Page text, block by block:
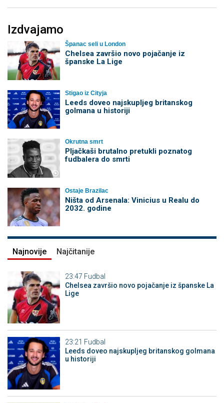
Izdvajamo
Španac seli u London
Chelsea završio novo pojačanje iz
španske La Lige
Stigao iz Cityja
Leeds doveo najskupljeg britanskog
golmana u historiji
Okrutna smrt
Pljačkaši brutalno pretukli poznatog
fudbalera do smrti
Ostaje Brazilac
Ništa od Arsenala: Vinicius u Realu do
2032. godine
Najnovije Najčitanije
23:47 Fudbal
Chelsea završio novo pojačanje iz španske La
Lige
23:21 Fudbal
Leeds doveo najskupljeg britanskog golmana
u historiji